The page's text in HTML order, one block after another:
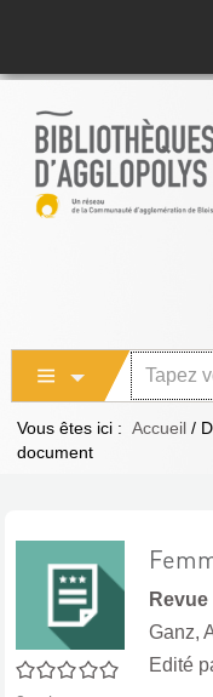
Vous êtes ici : Accueil /
document
0/5
Revue
Ganz,
Edité